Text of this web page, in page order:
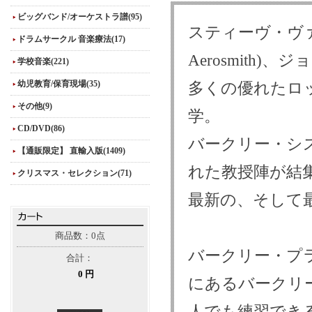
ビッグバンド/オーケストラ譜(95)
ドラムサークル 音楽療法(17)
学校音楽(221)
幼児教育/保育現場(35)
その他(9)
CD/DVD(86)
【通販限定】 直輸入版(1409)
クリスマス・セレクション(71)
商品数：0点
合計：
0 円
スティーヴ・ヴ
Aerosmith)、ジ
多くの優れたロ
学。
バークリー・シ
れた教授陣が結
最新の、そして
バークリー・プ
にあるバークリ